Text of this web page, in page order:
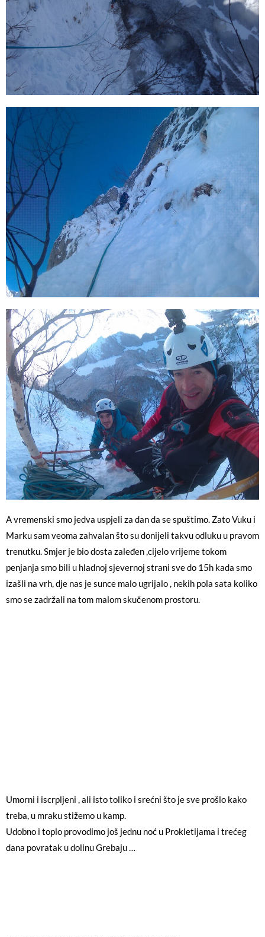
A vremenski smo jedva uspjeli za dan da se spuštimo. Zato Vuku i
Marku sam veoma zahvalan što su donijeli takvu odluku u pravom
trenutku. Smjer je bio dosta zaleđen ,cijelo vrijeme tokom
penjanja smo bili u hladnoj sjevernoj strani sve do 15h kada smo
izašli na vrh, dje nas je sunce malo ugrijalo , nekih pola sata koliko
smo se zadržali na tom malom skučenom prostoru.
Umorni i iscrpljeni , ali isto toliko i srećni što je sve prošlo kako
treba, u mraku stižemo u kamp.
Udobno i toplo provodimo još jednu noć u Prokletijama i trećeg
dana povratak u dolinu Grebaju …